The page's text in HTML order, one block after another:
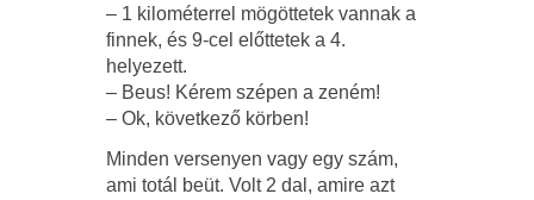
– 1 kilométerrel mögöttetek vannak a
finnek, és 9-cel előttetek a 4.
helyezett.
– Beus! Kérem szépen a zeném!
– Ok, következő körben!
Minden versenyen vagy egy szám,
ami totál beüt. Volt 2 dal, amire azt